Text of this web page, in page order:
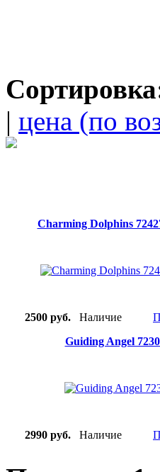
| цена (по
Charming Dolphins
2500 руб. Наличие
Guiding Angel
2990 руб. Наличие